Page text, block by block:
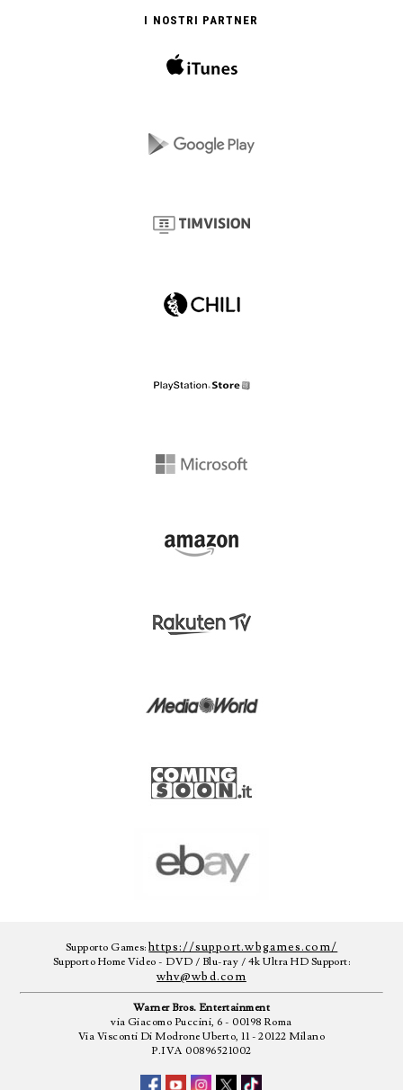
I NOSTRI PARTNER
Supporto Games:https://support.wbgames.com/
Supporto Home Video - DVD / Blu-ray / 4k Ultra HD Support:
whv@wbd.com
Warner Bros. Entertainment
via Giacomo Puccini, 6 - 00198 Roma
Via Visconti Di Modrone Uberto, 11 - 20122 Milano
P.IVA 00896521002